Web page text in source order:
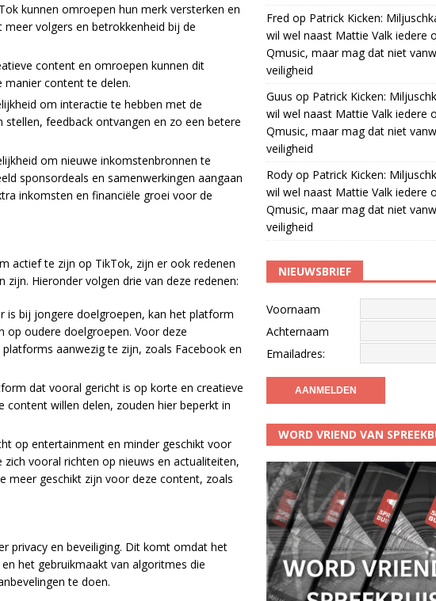
kunnen omroepen hun merk versterken en
volgers en betrokkenheid bij de
content en omroepen kunnen dit
content te delen.
om interactie te hebben met de
feedback ontvangen en zo een betere
om nieuwe inkomstenbronnen te
sponsordeals en samenwerkingen aangaan
inkomsten en financiële groei voor de
actief te zijn op TikTok, zijn er ook redenen
Hieronder volgen drie van deze redenen:
is bij jongere doelgroepen, kan het platform
op oudere doelgroepen. Voor deze
aanwezig te zijn, zoals Facebook en
dat vooral gericht is op korte en creatieve
content willen delen, zouden hier beperkt in
op entertainment en minder geschikt voor
vooral richten op nieuws en actualiteiten,
meer geschikt zijn voor deze content, zoals
privacy en beveiliging. Dit komt omdat het
het gebruikmaakt van algoritmes die
te doen.
Fred op Patrick Kicken:
wil wel naast Mattie Valk iedere
Qmusic, maar mag dat niet
veiligheid
Guus op Patrick Kicken:
wil wel naast Mattie Valk iedere
Qmusic, maar mag dat niet
veiligheid
Rodyop Patrick Kicken:
wil wel naast Mattie Valk iedere
Qmusic, maar mag dat niet
veiligheid
NIEUWSBRIEF
Voornaam
Achternaam
Emailadres:
WORD VRIEND VAN